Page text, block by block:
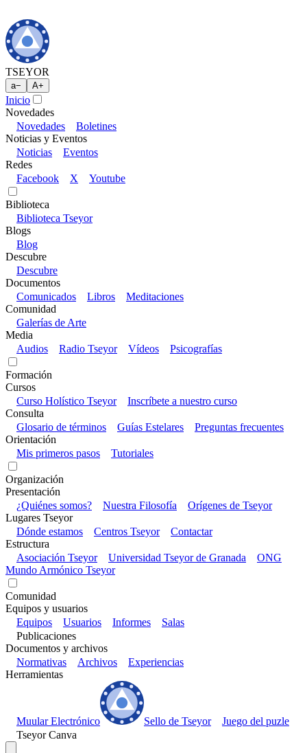
TSEYOR
a− A+
Inicio
Novedades
Novedades
Boletines
Noticias y Eventos
Noticias
Eventos
Redes
Facebook
X Youtube
Biblioteca
Biblioteca Tseyor
Blogs
Blog
Descubre
Descubre
Documentos
Comunicados
Libros
Meditaciones
Comunidad
Galerías de Arte
Media
Audios
Radio Tseyor Vídeos Psicografías
Formación
Cursos
Curso Holístico Tseyor
Inscríbete a nuestro curso
Consulta
Glosario de términos
Guías Estelares
Preguntas frecuentes
Orientación
Mis primeros pasos
Tutoriales
Organización
Presentación
¿Quiénes somos?
Nuestra Filosofía
Orígenes de Tseyor
Lugares Tseyor
Dónde estamos
Centros Tseyor
Contactar
Estructura
Asociación Tseyor
Universidad Tseyor de Granada
ONG
Mundo Armónico Tseyor
Comunidad
Equipos y usuarios
Equipos
Usuarios Informes
Salas
Publicaciones
Documentos y archivos
Normativas
Archivos
Experiencias
Herramientas
Muular Electrónico Sello de Tseyor
Juego del puzle
Tseyor Canva